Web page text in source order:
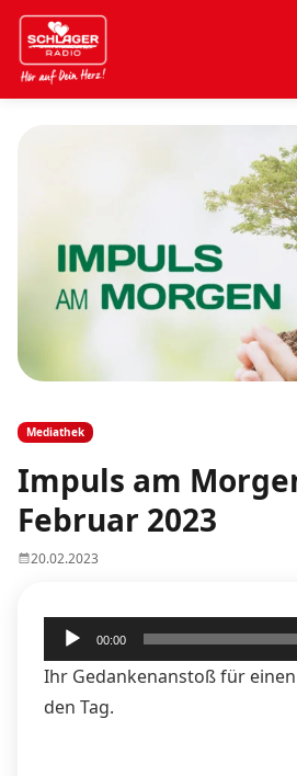
Mediathek
Impuls am
Februar 2023
20.02.2023
Audio-
Player
00:00
Ihr Gedankenanstoß für
den Tag.